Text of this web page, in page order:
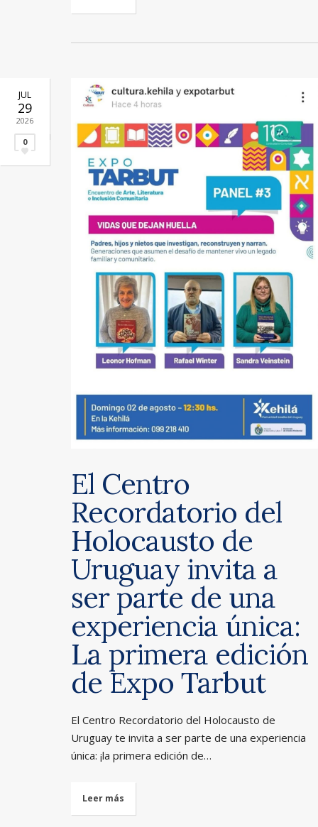
JUL
29
2026
0
El Centro
Recordatorio del
Holocausto de
Uruguay invita a
ser parte de una
experiencia única:
La primera edición
de Expo Tarbut
El Centro Recordatorio del Holocausto de
Uruguay te invita a ser parte de una experiencia
única: ¡la primera edición de…
Leer más